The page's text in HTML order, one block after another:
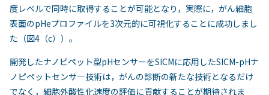
度レベルで同時に取得することが可能となり，実際に，がん細胞
表面のpHeプロファイルを3次元的に可視化することに成功しまし
た（図4（c））。
開発したナノピペット型pHセンサーをSICMに応用したSICM-pHナ
ノピペットセンサ―技術は，がんの診断の新たな技術となるだけ
でなく，細胞外酸性化速度の評価に貢献することが期待されま